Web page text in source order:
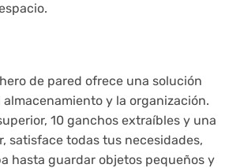
de pared ofrece una solución
y la organización.
10 ganchos extraíbles y una
satisface todas tus necesidades,
hasta guardar objetos pequeños y